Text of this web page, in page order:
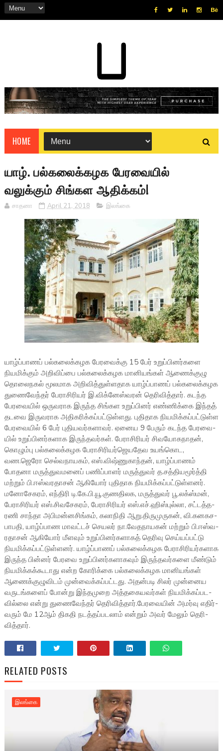
HOME
யாழ். பல்கலைக்கழக பேரவையில்
வலுக்கும் சிங்கள ஆதிக்கம்!
சாதனா April 21, 2018 இலங்கை
யாழ்ப்­பா­ணப் பல்­க­லைக்­க­ழக பேர­வைக்கு 15 பேர் உறுப்­பி­னர்­களை
நியமிக்கும் அறி­விப்பை பல்­க­லைக்­க­ழக மானி­யங்­கள் ஆணைக்­குழு
தொலை­ந­கல் மூல­மாக அறி­வித்­துள்ளதாக யாழ்ப்­பா­ணப் பல்­க­லைக்­க­ழக
துணை­வேந்­தர் பேரா­சி­ரி­யர் இ.விக்­னேஸ்­வ­ரன் தெரி­வித்­தார். கடந்த
பேர­வை­யில் ஒரு­வ­ராக இருந்த சிங்­கள உறுப்­பி­னர் எண்­ணிக்கை இந்­தத்
தடவை இரு­வ­ராக அதி­க­ரிக்­கப்­பட்­டுள்­ளது. புதிதாக நியமிக்கப்பட்டுள்ள
பேர­வை­யில் 6 பேர் புதி­ய­வர்­களாவர். ஏனைய 9 பேரும் கடந்த பேர­வை­
யில் உறுப்­பி­னர்­க­ளாக இருந்­த­வர்­கள். பேரா­சி­ரி­யர் சிவ­யோ­க­நா­தன்,
கொழும்பு பல்­க­லைக்­க­ழக பேரா­சி­ரி­யர்­ஜெ­ய­தேவ உயங்­கொட,
வண.ஜெரோ செல்­வ­நா­ய­கம், எஸ்.விஷ்­ணு­காந்­தன், யாழ்ப்­பா­ணம்
போதனா மருத்­து­வ­ம­னைப் பணிப்­பா­ளர் மருத்­து­வர் த.சத்­தி­ய­மூர்த்தி
மற்­றும் பி.ஈஸ்­வ­ர­தா­சன் ஆகி­யோர் புதி­தாக நிய­மிக்­கப்­பட்­டுள்­ள­னர்.
மனோ­சே­க­ரம், எந்­திரி டி.கே.பி.யூ.குண­தி­லக, மருத்­து­வர் பூ.லக்ஸ்­மன்,
பேரா­சி­ரி­யர் எஸ்.சிவ­சே­க­ரம், பேரா­சி­ரி­யர் எஸ்.எச்.ஹிஸ்­புல்லா, சட்­டத்­த­
ரணி சாந்தா அபி­மன்­ன­சிங்­கம், கலா­நி­தி­ ஆறு.திரு­மு­ரு­கன், வி.கன­க­ச­
பா­பதி, யாழ்ப்­பாண மாவட்­டச் செய­லர் நா.வேத­நா­ய­கன் மற்­றும் பி.ஈஸ்­வ­
ர­தா­சன் ஆகி­யோர் மீள­வும் உறுப்­பி­னர்­க­ளா­கத் தெரிவு செய்­யப்­பட்டு
நிய­மிக்­கப்­பட்­டுள்­ள­னர். யாழ்ப்­பா­ணப் பல்­க­லைக்­க­ழக பேரா­சி­ரி­யர்­க­ளாக
இருந்த பின்­னர் பேரவை உறுப்­பி­னர்­க­ளா­க­வும் இருந்­த­வர்­களை மீண்­டும்
நிய­மிக்­கக்­கூ­டாது என்ற கோரிக்கை பல்­க­லைக்­க­ழக மானி­யங்­கள்
ஆணைக்­கு­ழு­வி­டம் முன்­வைக்­கப்­பட்­டது. அதன்­படி சிலர் முன்­னைய
வரு­டங்­க­ளைப் போன்று இந்­த­முறை அத்­த­கை­ய­வர்­கள் நிய­மிக்­கப்­ப­ட­
வில்லை என்று துணை­வேந்­தர்­ தெ­ரி­வித்­தார்.பேர­வை­யின் அமர்வு எதிர்­
வ­ரும் மே 12ஆம் திகதி நடத்­தப்­ப­ட­லாம் என்­றும் அவர் மேலும் தெரி­
வித்­தார்.
RELATED POSTS
இலங்கை